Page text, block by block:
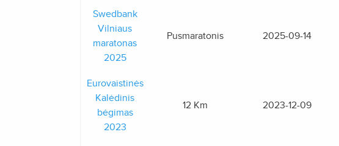
Swedbank
Vilniaus
maratonas
2025
Pusmaratonis 2025-09-14
Eurovaistinės
Kalėdinis
bėgimas
2023
12 Km 2023-12-09